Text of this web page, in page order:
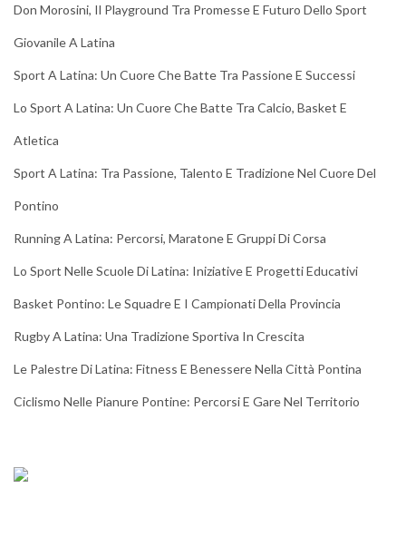
Don Morosini, Il Playground Tra Promesse E Futuro Dello Sport
Giovanile A Latina
Sport A Latina: Un Cuore Che Batte Tra Passione E Successi
Lo Sport A Latina: Un Cuore Che Batte Tra Calcio, Basket E
Atletica
Sport A Latina: Tra Passione, Talento E Tradizione Nel Cuore Del
Pontino
Running A Latina: Percorsi, Maratone E Gruppi Di Corsa
Lo Sport Nelle Scuole Di Latina: Iniziative E Progetti Educativi
Basket Pontino: Le Squadre E I Campionati Della Provincia
Rugby A Latina: Una Tradizione Sportiva In Crescita
Le Palestre Di Latina: Fitness E Benessere Nella Città Pontina
Ciclismo Nelle Pianure Pontine: Percorsi E Gare Nel Territorio